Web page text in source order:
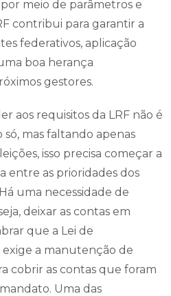
meio de parâmetros e
contribui para garantir a
federativos, aplicação
boa herança
gestores.
aos requisitos da LRF não é
mas faltando apenas
isso precisa começar a
entre as prioridades dos
uma necessidade de
deixar as contas em
que a Lei de
exige a manutenção de
cobrir as contas que foram
Uma das